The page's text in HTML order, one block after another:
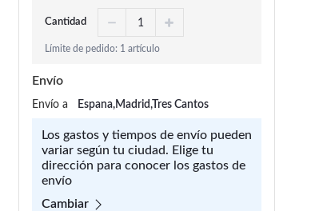
Cantidad
Límite de pedido: 1 artículo
Envío
Envío a Espana,Madrid,Tres Cantos
Los gastos y tiempos de envío pueden
variar según tu ciudad. Elige tu
dirección para conocer los gastos de
envío
Cambiar